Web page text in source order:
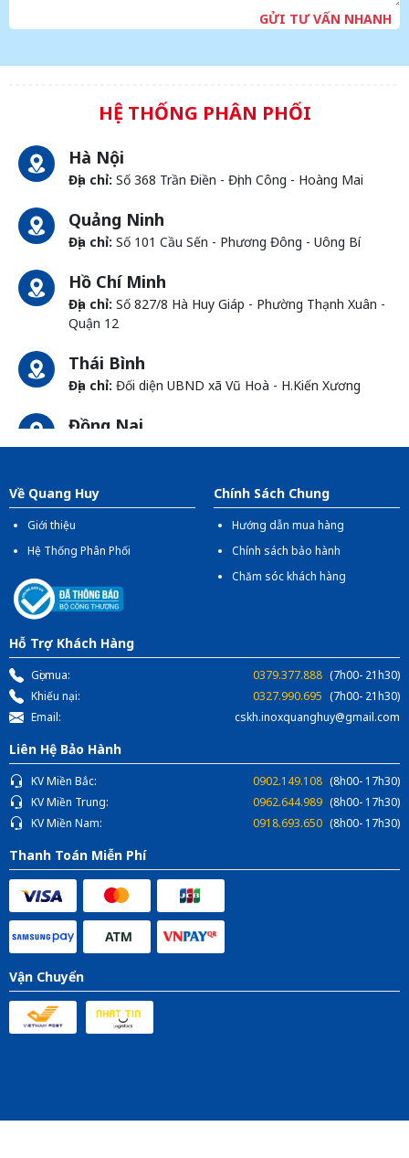
GỬI TƯ VẤN NHANH
HỆ THỐNG PHÂN PHỐI
Hà Nội
Địa chỉ: Số 368 Trần Điền - Định Công - Hoàng Mai
Quảng Ninh
Địa chỉ: Số 101 Cầu Sến - Phương Đông - Uông Bí
Hồ Chí Minh
Địa chỉ: Số 827/8 Hà Huy Giáp - Phường Thạnh Xuân -
Quận 12
Thái Bình
Địa chỉ: Đối diện UBND xã Vũ Hoà - H.Kiến Xương
Đồng Nai
Địa chỉ:1066- QL 51 Tổ 3 - Ấp Đồng - Phước Tân -
Về Quang Huy
Giới thiệu
Hệ Thống Phân Phối
Chính Sách Chung
Hướng dẫn mua hàng
Chính sách bảo hành
Chăm sóc khách hàng
Hỗ Trợ Khách Hàng
Gọi mua: 0379.377.888 (7h00- 21h30)
Khiếu nại:
0327.990.695 (7h00- 21h30)
Email:
cskh.inoxquanghuy@gmail.com
Liên Hệ Bảo Hành
KV Miền Bắc: 0902.149.108 (8h00- 17h30)
KV Miền Trung:
0962.644.989 (8h00- 17h30)
KV Miền Nam:
0918.693.650 (8h00- 17h30)
Thanh Toán Miễn Phí
Vận Chuyển